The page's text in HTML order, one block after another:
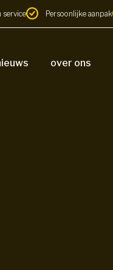
service Persoonlijke aanpak
over ons